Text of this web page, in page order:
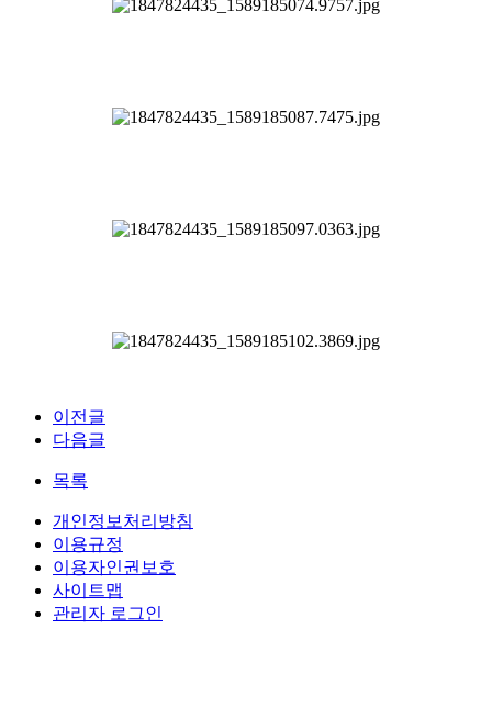
이전글
다음글
목록
개인정보처리방침
이용규정
이용자인권보호
사이트맵
관리자 로그인